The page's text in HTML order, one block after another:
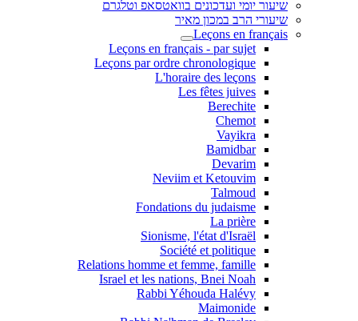
שיעור יומי ועדכונים בוואטסאפ וטלגרם
שיעורי הרב במכון מאיר
Leçons en français
Leçons en français - par sujet
Leçons par ordre chronologique
L'horaire des leçons
Les fêtes juives
Berechite
Chemot
Vayikra
Bamidbar
Devarim
Neviim et Ketouvim
Talmoud
Fondations du judaisme
La prière
Sionisme, l'état d'Israël
Société et politique
Relations homme et femme, famille
Israel et les nations, Bnei Noah
Rabbi Yéhouda Halévy
Maimonide